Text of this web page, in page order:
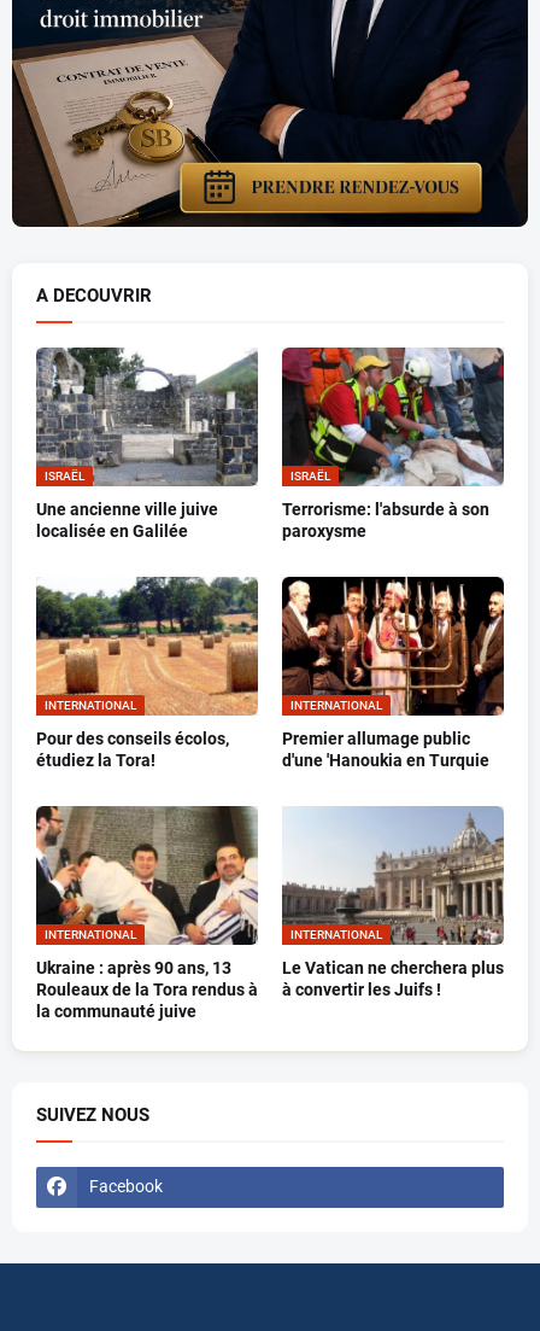
A DECOUVRIR
ISRAËL
Une ancienne ville juive
localisée en Galilée
ISRAËL
Terrorisme: l'absurde à son
paroxysme
INTERNATIONAL
Pour des conseils écolos,
étudiez la Tora!
INTERNATIONAL
Premier allumage public
d'une 'Hanoukia en Turquie
INTERNATIONAL
Ukraine : après 90 ans, 13
Rouleaux de la Tora rendus à
la communauté juive
INTERNATIONAL
Le Vatican ne cherchera plus
à convertir les Juifs !
SUIVEZ NOUS
Facebook